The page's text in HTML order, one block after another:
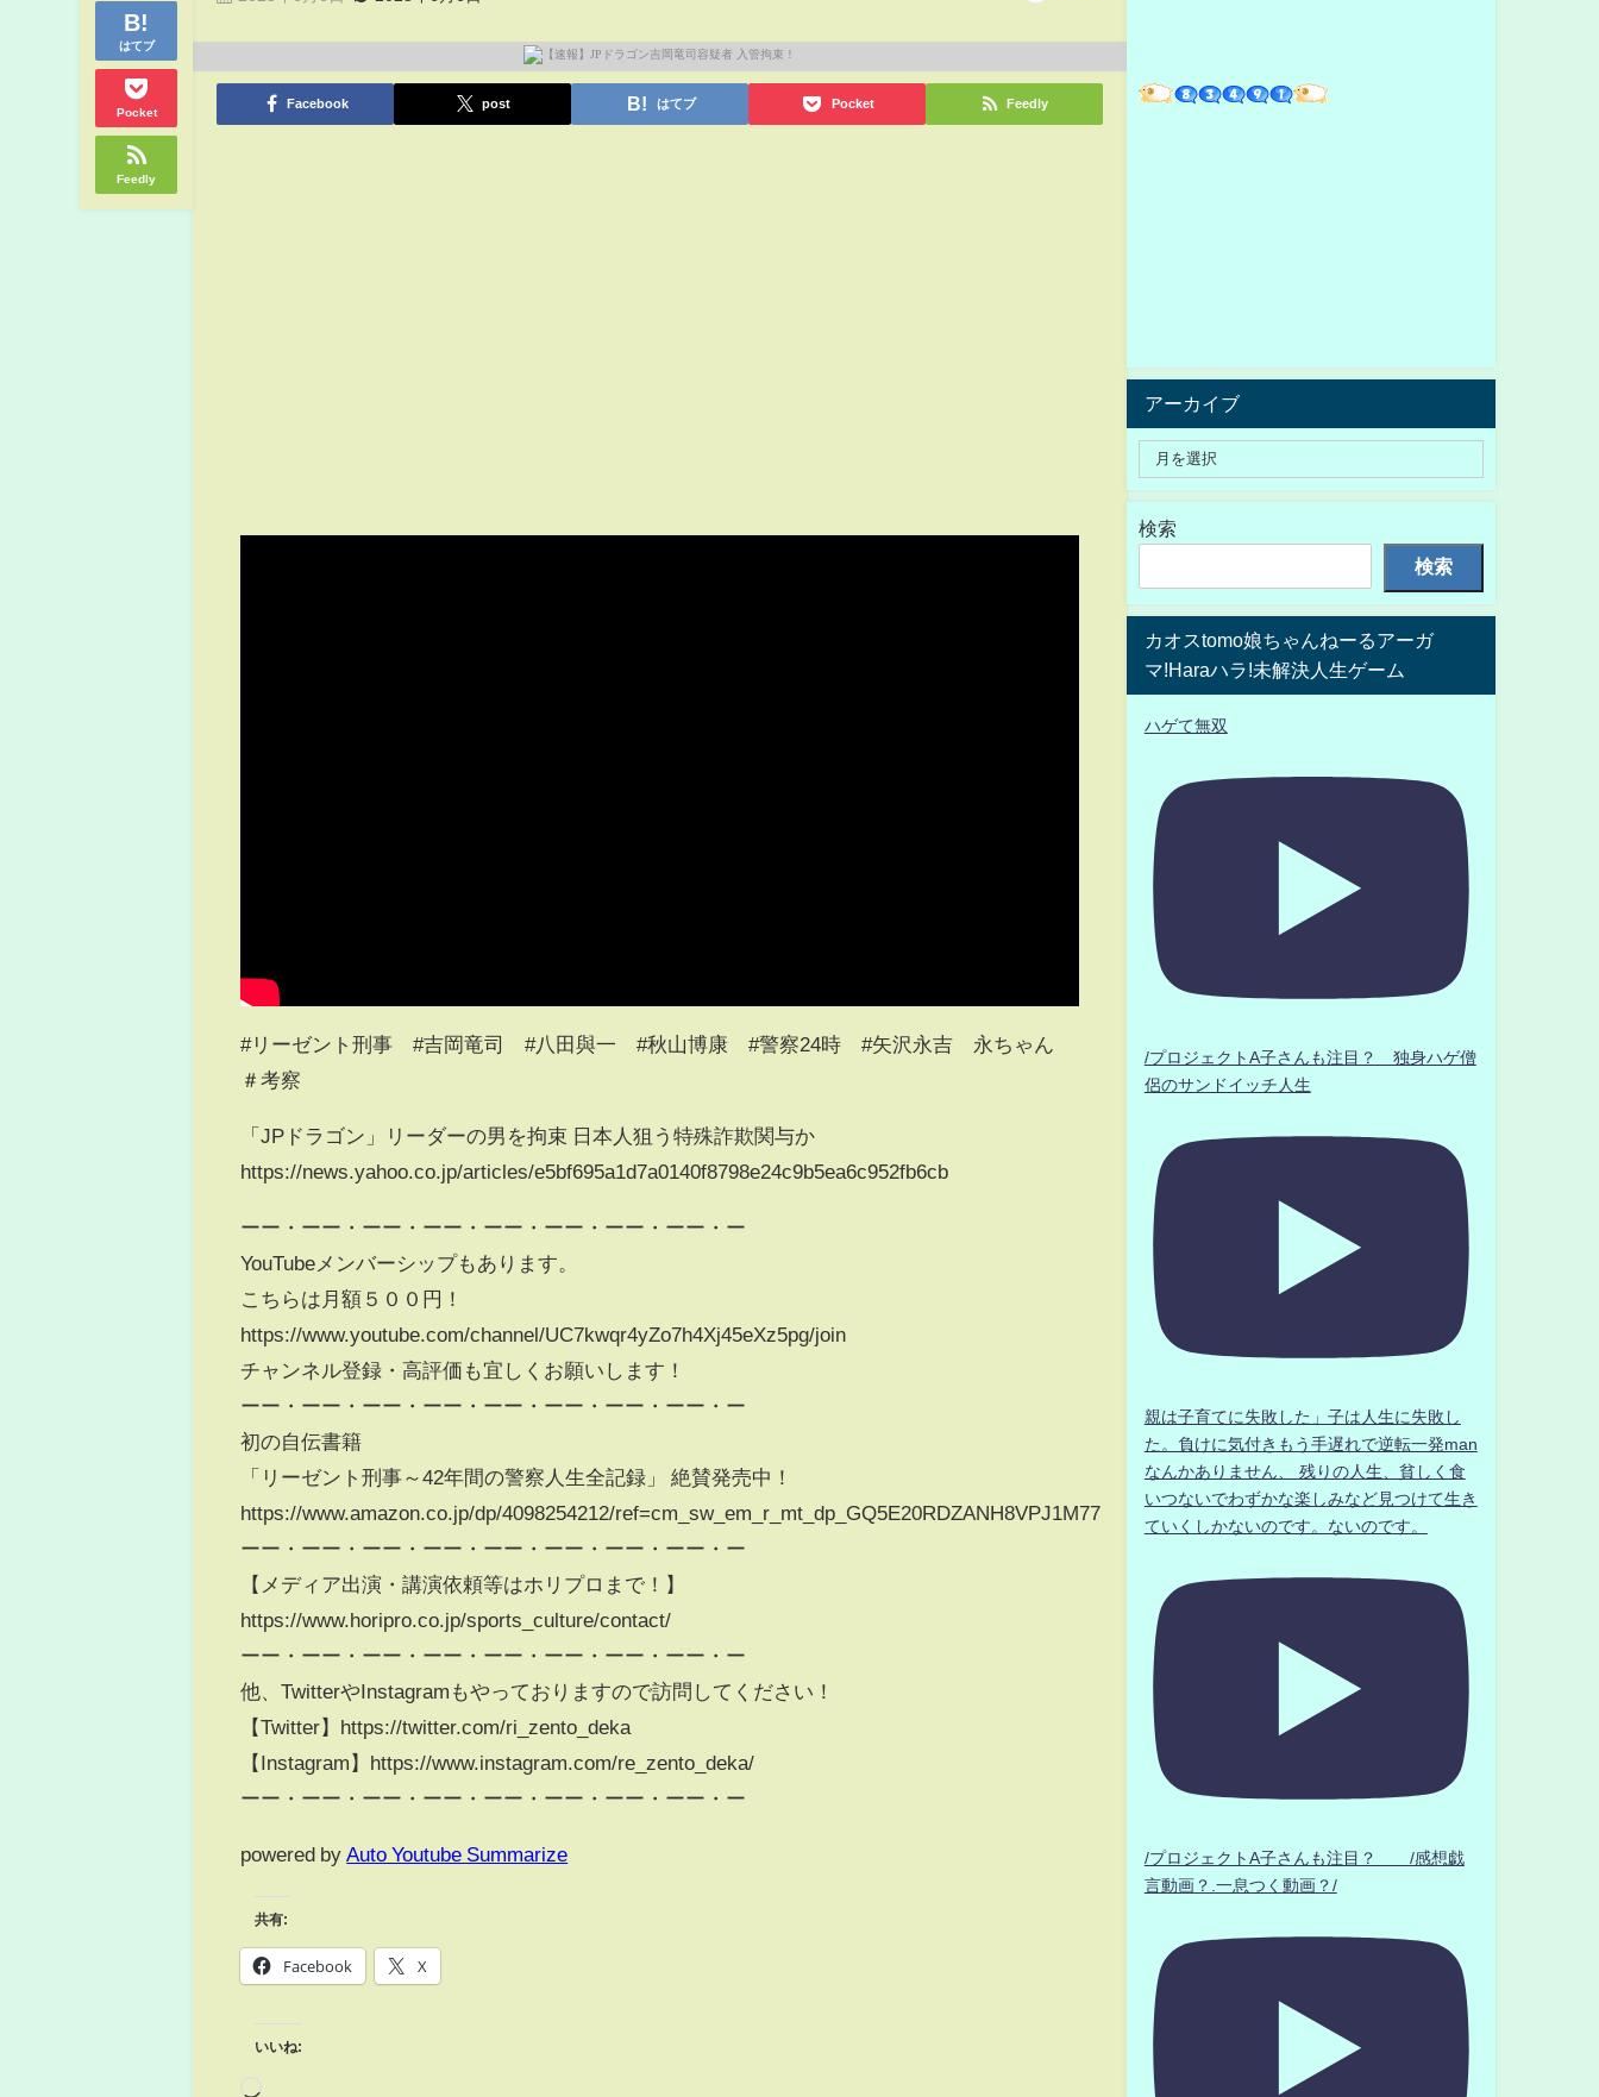
はてブ
Pocket
Feedly
Facebook post はてブ Pocket Feedly
#リーゼント刑事​​​ #吉岡竜司 #八田與一 #秋山博康​​​ #警察24時​​​ #矢沢永吉 永ちゃん
＃考察​​​
「JPドラゴン」リーダーの男を拘束 日本人狙う特殊詐欺関与か
https://news.yahoo.co.jp/articles/e5bf695a1d7a0140f8798e24c9b5ea6c952fb6cb
ーー・ーー・ーー・ーー・ーー・ーー・ーー・ーー・ー
YouTubeメンバーシップもあります。
こちらは月額５００円！
https://www.youtube.com/channel/UC7kwqr4yZo7h4Xj45eXz5pg/join
チャンネル登録・高評価も宜しくお願いします！
ーー・ーー・ーー・ーー・ーー・ーー・ーー・ーー・ー
初の自伝書籍
「リーゼント刑事～42年間の警察人生全記録」 絶賛発売中！
https://www.amazon.co.jp/dp/4098254212/ref=cm_sw_em_r_mt_dp_GQ5E20RDZANH8VPJ1M77
ーー・ーー・ーー・ーー・ーー・ーー・ーー・ーー・ー
【メディア出演・講演依頼等はホリプロまで！】
https://www.horipro.co.jp/sports_culture/contact/
ーー・ーー・ーー・ーー・ーー・ーー・ーー・ーー・ー
他、TwitterやInstagramもやっておりますので訪問してください！
【Twitter】https://twitter.com/ri_zento_deka​​​
【Instagram】https://www.instagram.com/re_zento_deka/
ーー・ーー・ーー・ーー・ーー・ーー・ーー・ーー・ー
powered by Auto Youtube Summarize
共有:
Facebook X
いいね:
アーカイブ
検索
検索
カオスtomo娘ちゃんねーるアーガ
マ!Haraハラ!未解決人生ゲーム
ハゲて無双
/プロジェクトA子さんも注目？ 独身ハゲ僧
侶のサンドイッチ人生
親は子育てに失敗した」子は人生に失敗し
た。負けに気付きもう手遅れで逆転一発man
なんかありません、 残りの人生、貧しく食
いつないでわずかな楽しみなど見つけて生き
ていくしかないのです。ないのです。
/プロジェクトA子さんも注目？ /感想戯
言動画？.一息つく動画？/